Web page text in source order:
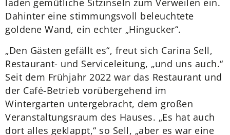
laden gemütliche Sitzinseln zum Verweilen ein.
Dahinter eine stimmungsvoll beleuchtete
goldene Wand, ein echter „Hingucker“.
„Den Gästen gefällt es“, freut sich Carina Sell,
Restaurant- und Serviceleitung, „und uns auch.“
Seit dem Frühjahr 2022 war das Restaurant und
der Café-Betrieb vorübergehend im
Wintergarten untergebracht, dem großen
Veranstaltungsraum des Hauses. „Es hat auch
dort alles geklappt,“ so Sell, „aber es war eine